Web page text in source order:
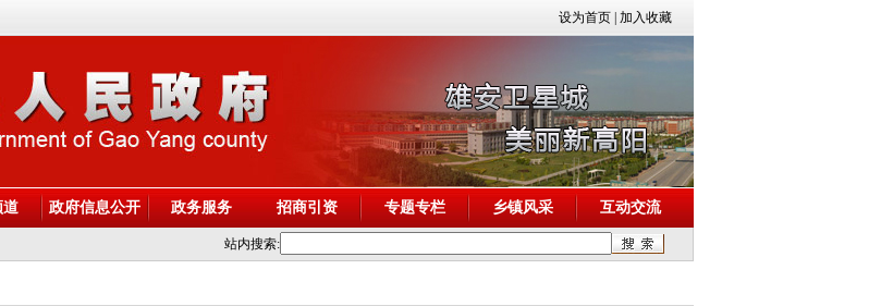
设为首页 加入收藏
道 政府信息公开 政务服务 招商引资 专题专栏 乡镇风采 互动交流
站内搜索: